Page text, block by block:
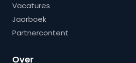
Vacatures
Jaarboek
Partnercontent
Over